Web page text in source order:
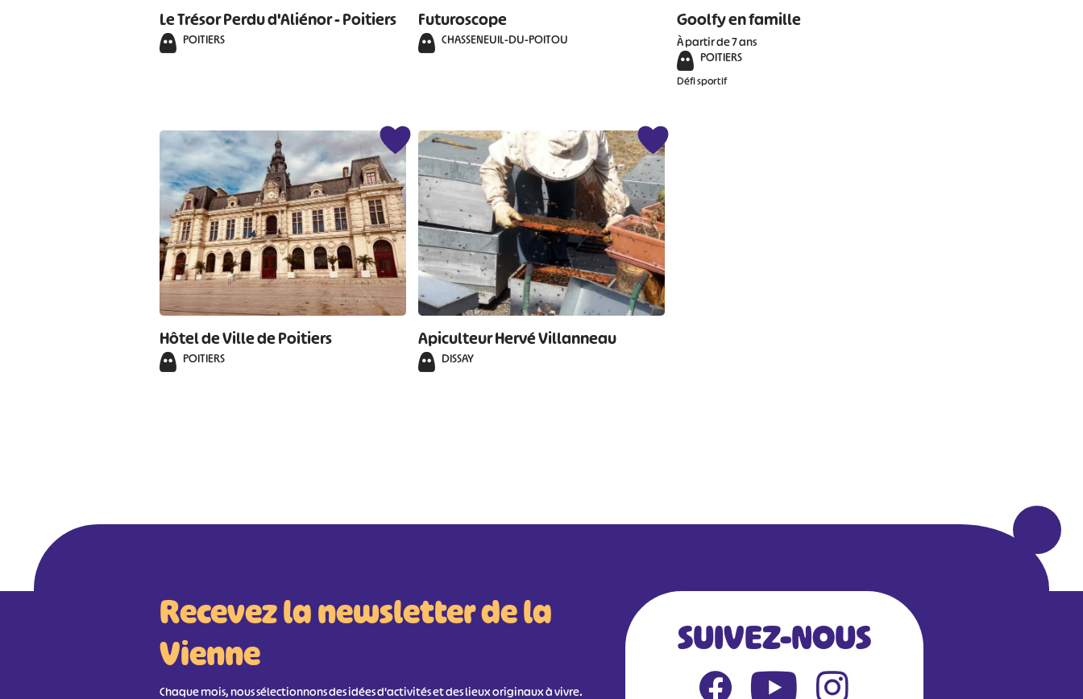
Le Trésor Perdu d'Aliénor - Poitiers
POITIERS
Futuroscope
CHASSENEUIL-DU-POITOU
Goolfy en famille
À partir de 7 ans
POITIERS
Défi sportif
Hôtel de Ville de Poitiers
POITIERS
Apiculteur Hervé Villanneau
DISSAY
Recevez la newsletter de la
Vienne
Chaque mois, nous sélectionnons des idées d'activités et des lieux originaux à vivre.
SUIVEZ-NOUS